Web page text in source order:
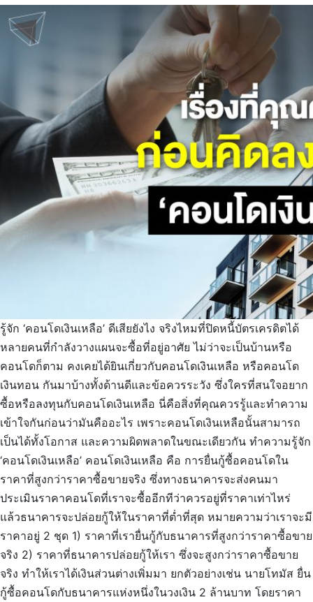
รู้จัก ‘คอนโดเงินเหลือ’ ดีเสียยังไง จริงไหมที่ปิดหนี้บัตรเครดิตได้
หลายคนที่กำลังวางแผนจะซื้อที่อยู่อาศัย ไม่ว่าจะเป็นบ้านหรือ
คอนโดก็ตาม คงเคยได้ยินเกี่ยวกับคอนโดเงินเหลือ หรือคอนโด
เงินทอน กันมาบ้างทั้งด้านดีและข้อควรระวัง ซึ่งใครที่สนใจอยาก
ซื้อหรือลงทุนกับคอนโดเงินเหลือ นี่คือสิ่งที่คุณควรรู้และทำความ
เข้าใจกันก่อนว่ามันคืออะไร เพราะคอนโดเงินเหลือนั้นสามารถ
เป็นได้ทั้งโอกาส และความผิดพลาดในขณะเดียวกัน ทำความรู้จัก
‘คอนโดเงินเหลือ’ คอนโดเงินเหลือ คือ การยื่นกู้ซื้อคอนโดใน
ราคาที่สูงกว่าราคาซื้อขายจริง ซึ่งทางธนาคารจะส่งคนมา
ประเมินราคาคอนโดที่เราจะซื้ออีกทีว่าควรอยู่ที่ราคาเท่าไหร่
แล้วธนาคารจะปล่อยกู้ให้ในราคาที่ต่ำที่สุด หมายความว่าเราจะมี
ราคาอยู่ 2 ชุด 1) ราคาที่เรายื่นกู้กับธนาคารที่สูงกว่าราคาซื้อขาย
จริง 2) ราคาที่ธนาคารปล่อยกู้ให้เรา ซึ่งจะสูงกว่าราคาซื้อขาย
จริง ทำให้เราได้เงินส่วนต่างเพิ่มมา ยกตัวอย่างเช่น นายโทมัส ยื่น
กู้ซื้อคอนโดกับธนาคารแห่งหนึ่งในวงเงิน 2 ล้านบาท โดยราคา